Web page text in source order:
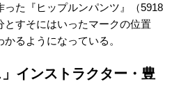
った『ヒップルンパンツ』（5918
とすそにはいったマークの位置
るようになっている。
インストラクター・豊